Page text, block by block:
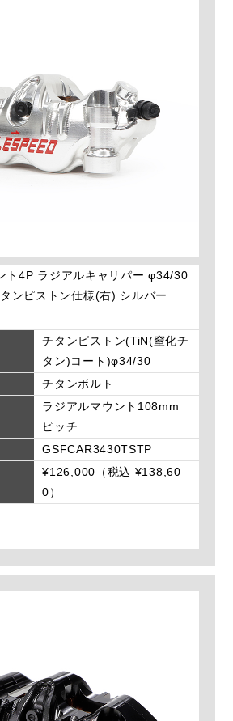
ト4P ラジアルキャリパー φ34/30
ンピストン仕様(右) シルバー
チタンピストン(TiN(窒化チ
タン)コート)φ34/30
チタンボルト
ラジアルマウント108mm
ピッチ
GSFCAR3430TSTP
¥126,000（税込 ¥138,60
0）